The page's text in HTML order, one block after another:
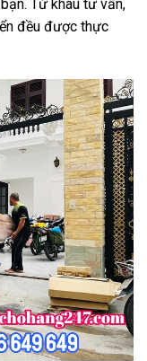
Từ khâu tư vấn,
đều được thực